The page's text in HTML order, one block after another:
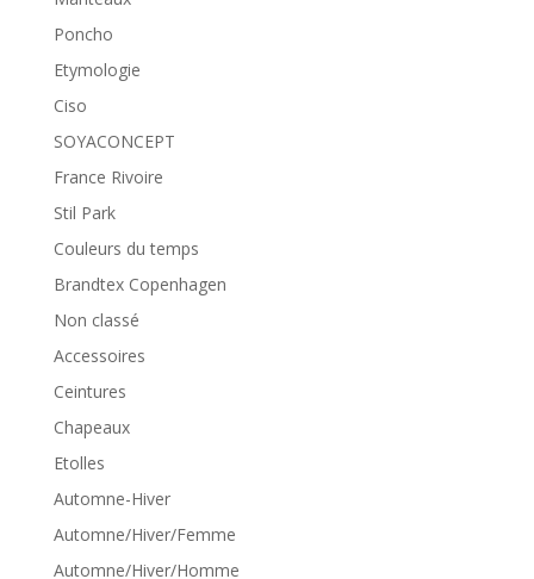
Poncho
Etymologie
Ciso
SOYACONCEPT
France Rivoire
Stil Park
Couleurs du temps
Brandtex Copenhagen
Non classé
Accessoires
Ceintures
Chapeaux
Etolles
Automne-Hiver
Automne/Hiver/Femme
Automne/Hiver/Homme